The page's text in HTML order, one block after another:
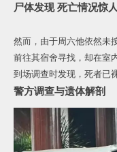
尸体发现 死亡情况惊人
然而，由于周六他依然未
前往其宿舍寻找，却在室
到场调查时发现，死者已
警方调查与遗体解剖